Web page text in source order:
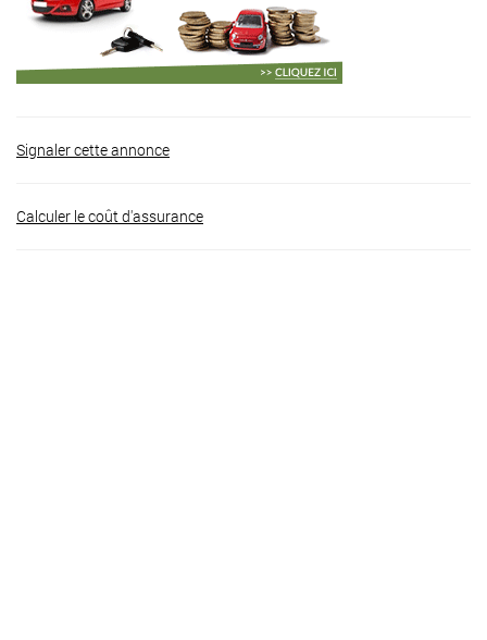
Signaler cette annonce
Calculer le coût d'assurance